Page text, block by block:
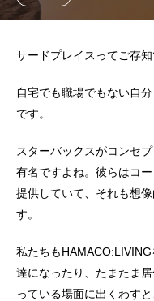
サードプレイスってご存知
自宅でも職場でもない自
です。
スターバックスがコンセ
有名ですよね。彼らはコ
提供していて、それも想
す。
私たちも
達になったり、たまたま
っている場面に出くわす